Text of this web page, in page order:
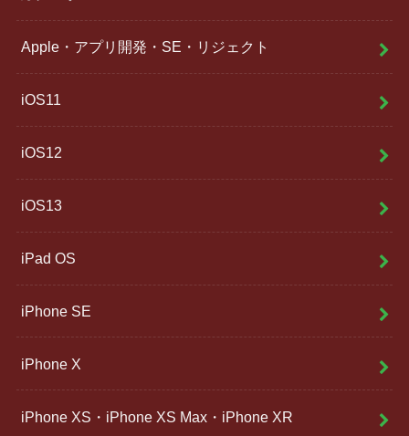
Apple・アプリ開発・SE・リジェクト
iOS11
iOS12
iOS13
iPad OS
iPhone SE
iPhone X
iPhone XS・iPhone XS Max・iPhone XR